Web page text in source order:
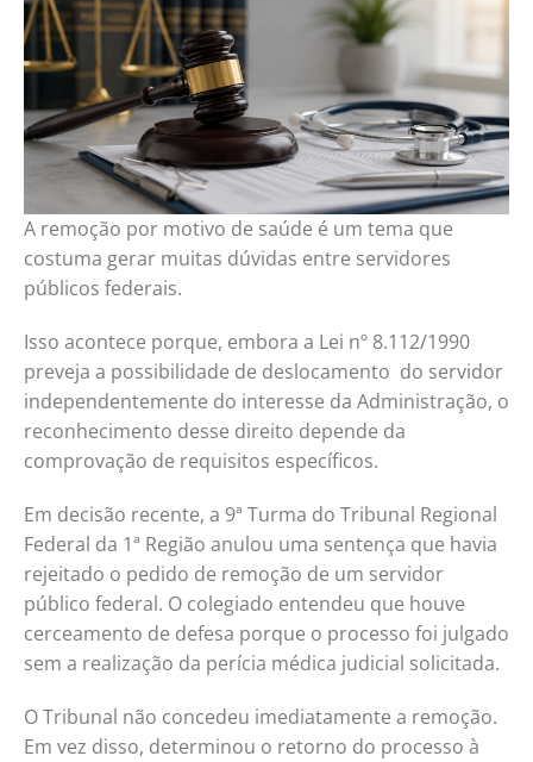
A remoção por motivo de saúde é um tema que
costuma gerar muitas dúvidas entre servidores
públicos federais.
Isso acontece porque, embora a Lei nº 8.112/1990
preveja a possibilidade de deslocamento do servidor
independentemente do interesse da Administração, o
reconhecimento desse direito depende da
comprovação de requisitos específicos.
Em decisão recente, a 9ª Turma do Tribunal Regional
Federal da 1ª Região anulou uma sentença que havia
rejeitado o pedido de remoção de um servidor
público federal. O colegiado entendeu que houve
cerceamento de defesa porque o processo foi julgado
sem a realização da perícia médica judicial solicitada.
O Tribunal não concedeu imediatamente a remoção.
Em vez disso, determinou o retorno do processo à